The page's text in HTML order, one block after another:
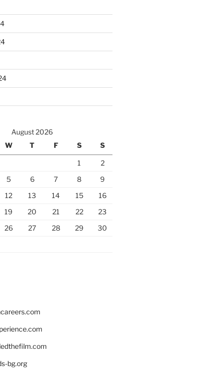
August 2026
W T F S S
1
2
5 6 7 8
9
12 13 14 15
16
19 20 21 22
23
26 27 28 29
30
bg.org